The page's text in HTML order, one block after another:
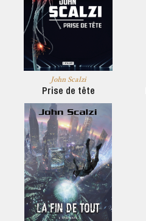
John Scalzi
Prise de tête